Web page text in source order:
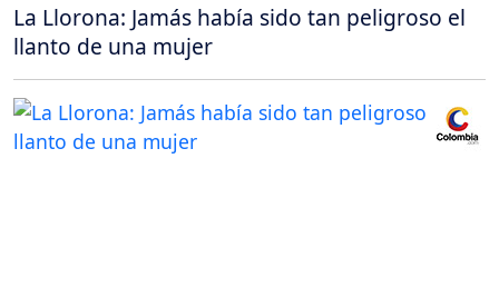
La Llorona: Jamás había sido tan peligroso el
llanto de una mujer